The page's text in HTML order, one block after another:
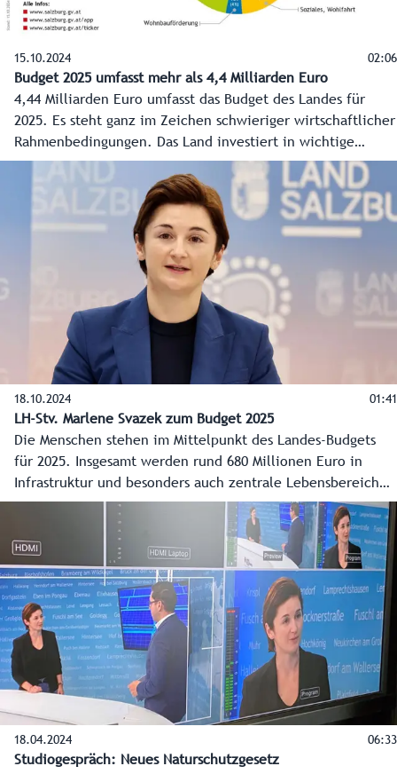
15.10.2024 02:06
Budget 2025 umfasst mehr als 4,4 Milliarden Euro
4,44 Milliarden Euro umfasst das Budget des Landes für
2025. Es steht ganz im Zeichen schwieriger wirtschaftlicher
Rahmenbedingungen. Das Land investiert in wichtige
Infrastrukturprojekte und wendet mehr Geld für zentrale
Lebensbereiche auf. Gleichzeitig wird mit einem strengen
Konsolidierungspfad auf Stabilität in den kommenden
Jahren geachtet.
18.10.2024 01:41
LH-Stv. Marlene Svazek zum Budget 2025
Die Menschen stehen im Mittelpunkt des Landes-Budgets
für 2025. Insgesamt werden rund 680 Millionen Euro in
Infrastruktur und besonders auch zentrale Lebensbereiche
der Salzburgerinnen und Salzburger investiert. Dazu in
diesem Video Landeshauptmann-Stellvertreterin Marlene
Svazek im Interview.
18.04.2024 06:33
Studiogespräch: Neues Naturschutzgesetz